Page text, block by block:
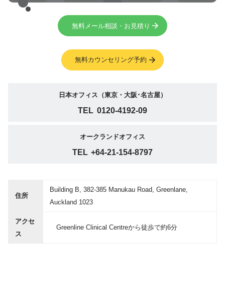
無料メール相談・お見積り
無料カウンセリング予約
日本オフィス（東京・大阪･名古屋）
TEL 0120-4192-09
オークランドオフィス
TEL +64-21-154-8797
住所
Building B, 382-385 Manukau Road, Greenlane,
Auckland 1023
アクセ
ス
Greenline Clinical Centreから徒歩で約6分